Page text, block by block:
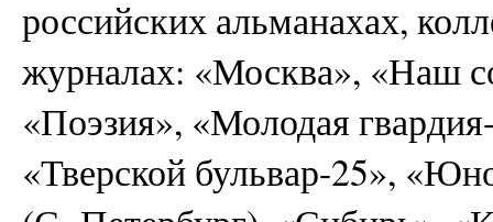
российских альманахах,
журналах: «Москва», «Наш
«Поэзия», «Молодая
«Тверской бульвар-25»,